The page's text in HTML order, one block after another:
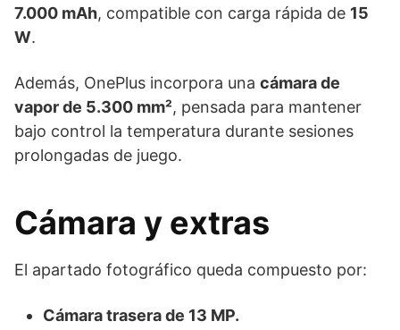
7.000 mAh, compatible con carga rápida de 15
W.
Además, OnePlus incorpora una cámara de
vapor de 5.300 mm², pensada para mantener
bajo control la temperatura durante sesiones
prolongadas de juego.
Cámara y extras
El apartado fotográfico queda compuesto por:
Cámara trasera de 13 MP.